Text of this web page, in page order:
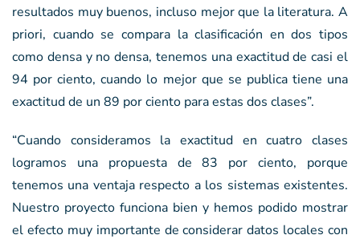
resultados muy buenos, incluso mejor que la literatura. A
priori, cuando se compara la clasificación en dos tipos
como densa y no densa, tenemos una exactitud de casi el
94 por ciento, cuando lo mejor que se publica tiene una
exactitud de un 89 por ciento para estas dos clases”.
“Cuando consideramos la exactitud en cuatro clases
logramos una propuesta de 83 por ciento, porque
tenemos una ventaja respecto a los sistemas existentes.
Nuestro proyecto funciona bien y hemos podido mostrar
el efecto muy importante de considerar datos locales con